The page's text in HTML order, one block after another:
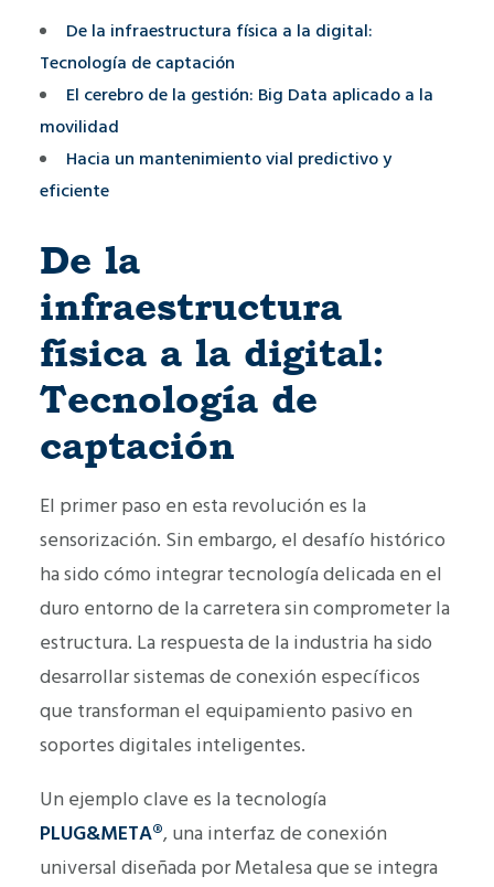
De la infraestructura física a la digital:
Tecnología de captación
El cerebro de la gestión: Big Data aplicado a la
movilidad
Hacia un mantenimiento vial predictivo y
eficiente
De la
infraestructura
física a la digital:
Tecnología de
captación
El primer paso en esta revolución es la
sensorización. Sin embargo, el desafío histórico
ha sido cómo integrar tecnología delicada en el
duro entorno de la carretera sin comprometer la
estructura. La respuesta de la industria ha sido
desarrollar sistemas de conexión específicos
que transforman el equipamiento pasivo en
soportes digitales inteligentes.
Un ejemplo clave es la tecnología
PLUG&META®, una interfaz de conexión
universal diseñada por Metalesa que se integra